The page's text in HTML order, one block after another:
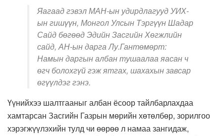
Яагаад гэвэл МАН-ын удирдлагууд УИХ-
ын гишүүн, Монгол Улсын Тэргүүн Шадар
Сайд бөгөөд Эдийн Засгийн Хөгжлийн
сайд, АН-ын дарга Лу.Гантөмөрт:
Намын даргын албан тушаалаа яасан ч
өгч болохгүй гэж ятгах, шахахын завсар
өгүүлдэг гэнэ.
Үүнийхээ шалтгааныг албан ёсоор тайлбарлахдаа
хамтарсан Засгийн Газрын мөрийн хөтөлбөр, зорилгоо
хэрэгжүүлэхийн тулд чи өөрөө л намаа зангидаж,